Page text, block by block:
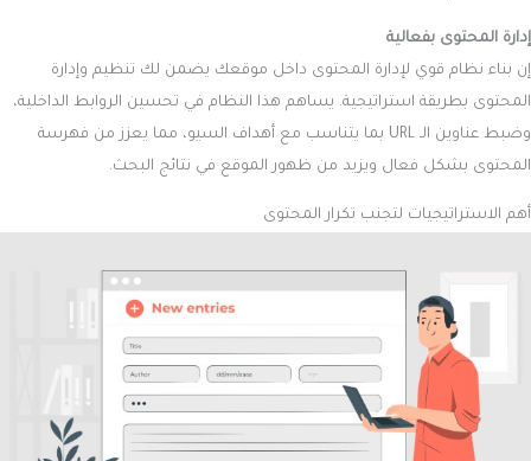
إدارة المحتوى بفعالية
إن بناء نظام قوي لإدارة المحتوى داخل موقعك يضمن لك تنظيم وإدارة
المحتوى بطريقة استراتيجية. يساهم هذا النظام في تحسين الروابط الداخلية،
وضبط عناوين الـ URL بما يتناسب مع أهداف السيو، مما يعزز من فهرسة
المحتوى بشكل فعال ويزيد من ظهور الموقع في نتائج البحث.
أهم الاستراتيجيات لتجنب تكرار المحتوى